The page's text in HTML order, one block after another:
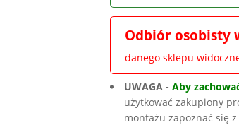
Odbiór osobisty
danego sklepu
UWAGA -Aby
użytkować zakupiony
montażu zapoznać się